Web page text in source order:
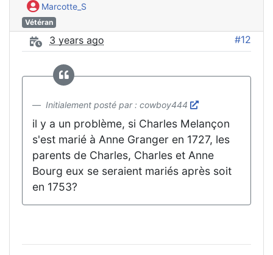
Marcotte_S
Vétéran
3 years ago #12
Initialement posté par : cowboy444
il y a un problème, si Charles Melançon
s'est marié à Anne Granger en 1727, les
parents de Charles, Charles et Anne
Bourg eux se seraient mariés après soit
en 1753?